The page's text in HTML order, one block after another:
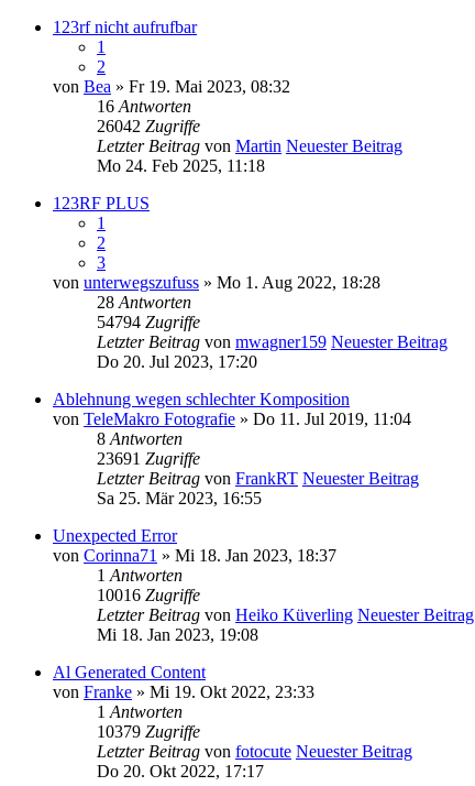
123rf nicht aufrufbar
1
2
von Bea » Fr 19. Mai 2023, 08:32
16 Antworten
26042 Zugriffe
Letzter Beitrag von Martin Neuester Beitrag
Mo 24. Feb 2025, 11:18
123RF PLUS
1
2
3
von unterwegszufuss » Mo 1. Aug 2022, 18:28
28 Antworten
54794 Zugriffe
Letzter Beitrag von mwagner159 Neuester Beitrag
Do 20. Jul 2023, 17:20
Ablehnung wegen schlechter Komposition
von TeleMakro Fotografie » Do 11. Jul 2019, 11:04
8 Antworten
23691 Zugriffe
Letzter Beitrag von FrankRT Neuester Beitrag
Sa 25. Mär 2023, 16:55
Unexpected Error
von Corinna71 » Mi 18. Jan 2023, 18:37
1 Antworten
10016 Zugriffe
Letzter Beitrag von Heiko Küverling Neuester Beitrag
Mi 18. Jan 2023, 19:08
Al Generated Content
von Franke » Mi 19. Okt 2022, 23:33
1 Antworten
10379 Zugriffe
Letzter Beitrag von fotocute Neuester Beitrag
Do 20. Okt 2022, 17:17